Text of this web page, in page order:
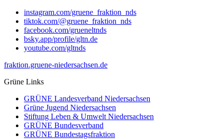
instagram.com/gruene_fraktion_nds
tiktok.com/@gruene_fraktion_nds
facebook.com/grueneltnds
bsky.app/profile/gltn.de
youtube.com/gltnds
fraktion.gruene-niedersachsen.de
Grüne Links
GRÜNE Landesverband Niedersachsen
Grüne Jugend Niedersachsen
Stiftung Leben & Umwelt Niedersachsen
GRÜNE Bundesverband
GRÜNE Bundestagsfraktion